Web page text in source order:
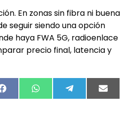
En zonas sin fibra ni buena
seguir siendo una opción
haya FWA 5G, radioenlace
precio final, latencia y
FacebookWhatsApp TelegramEmail